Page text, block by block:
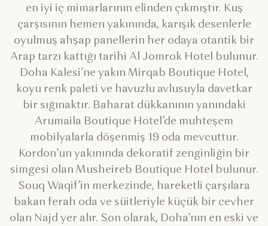
en iyi iç mimarlarının elinden çıkmıştır. Kuş
çarşısının hemen yakınında, karışık desenlerle
oyulmuş ahşap panellerin her odaya otantik bir
Arap tarzı kattığı tarihi Al Jomrok Hotel bulunur.
Doha Kalesi’ne yakın Mirqab Boutique Hotel,
koyu renk paleti ve havuzlu avlusuyla davetkar
bir sığınaktır. Baharat dükkanının yanındaki
Arumaila Boutique Hotel’de muhteşem
mobilyalarla döşenmiş 19 oda mevcuttur.
Kordon’un yakınında dekoratif zenginliğin bir
simgesi olan Musheireb Boutique Hotel bulunur.
Souq Waqif’in merkezinde, hareketli çarşılara
bakan ferah oda ve süitleriyle küçük bir cevher
olan Najd yer alır. Son olarak, Doha’nın en eski ve